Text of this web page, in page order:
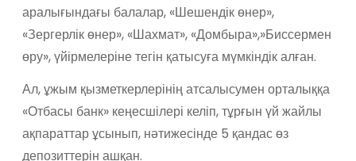
аралығындағы балалар, «Шешендік өнер»,
«Зергерлік өнер», «Шахмат», «Домбыра»,»Биссермен
өру», үйірмелеріне тегін қатысуға мүмкіндік алған.
Ал, ұжым қызметкерлерінің атсалысумен орталыққа
«Отбасы банк» кеңесшілері келіп, тұрғын үй жайлы
ақпараттар ұсынып, нәтижесінде 5 қандас өз
депозиттерін ашқан.